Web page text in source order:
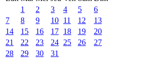
1
2 3 4 5
6
7
8 9 10 11 12
13
14
15 16 17 18 19
20
21
22 23 24 25 26
27
28
29 30 31